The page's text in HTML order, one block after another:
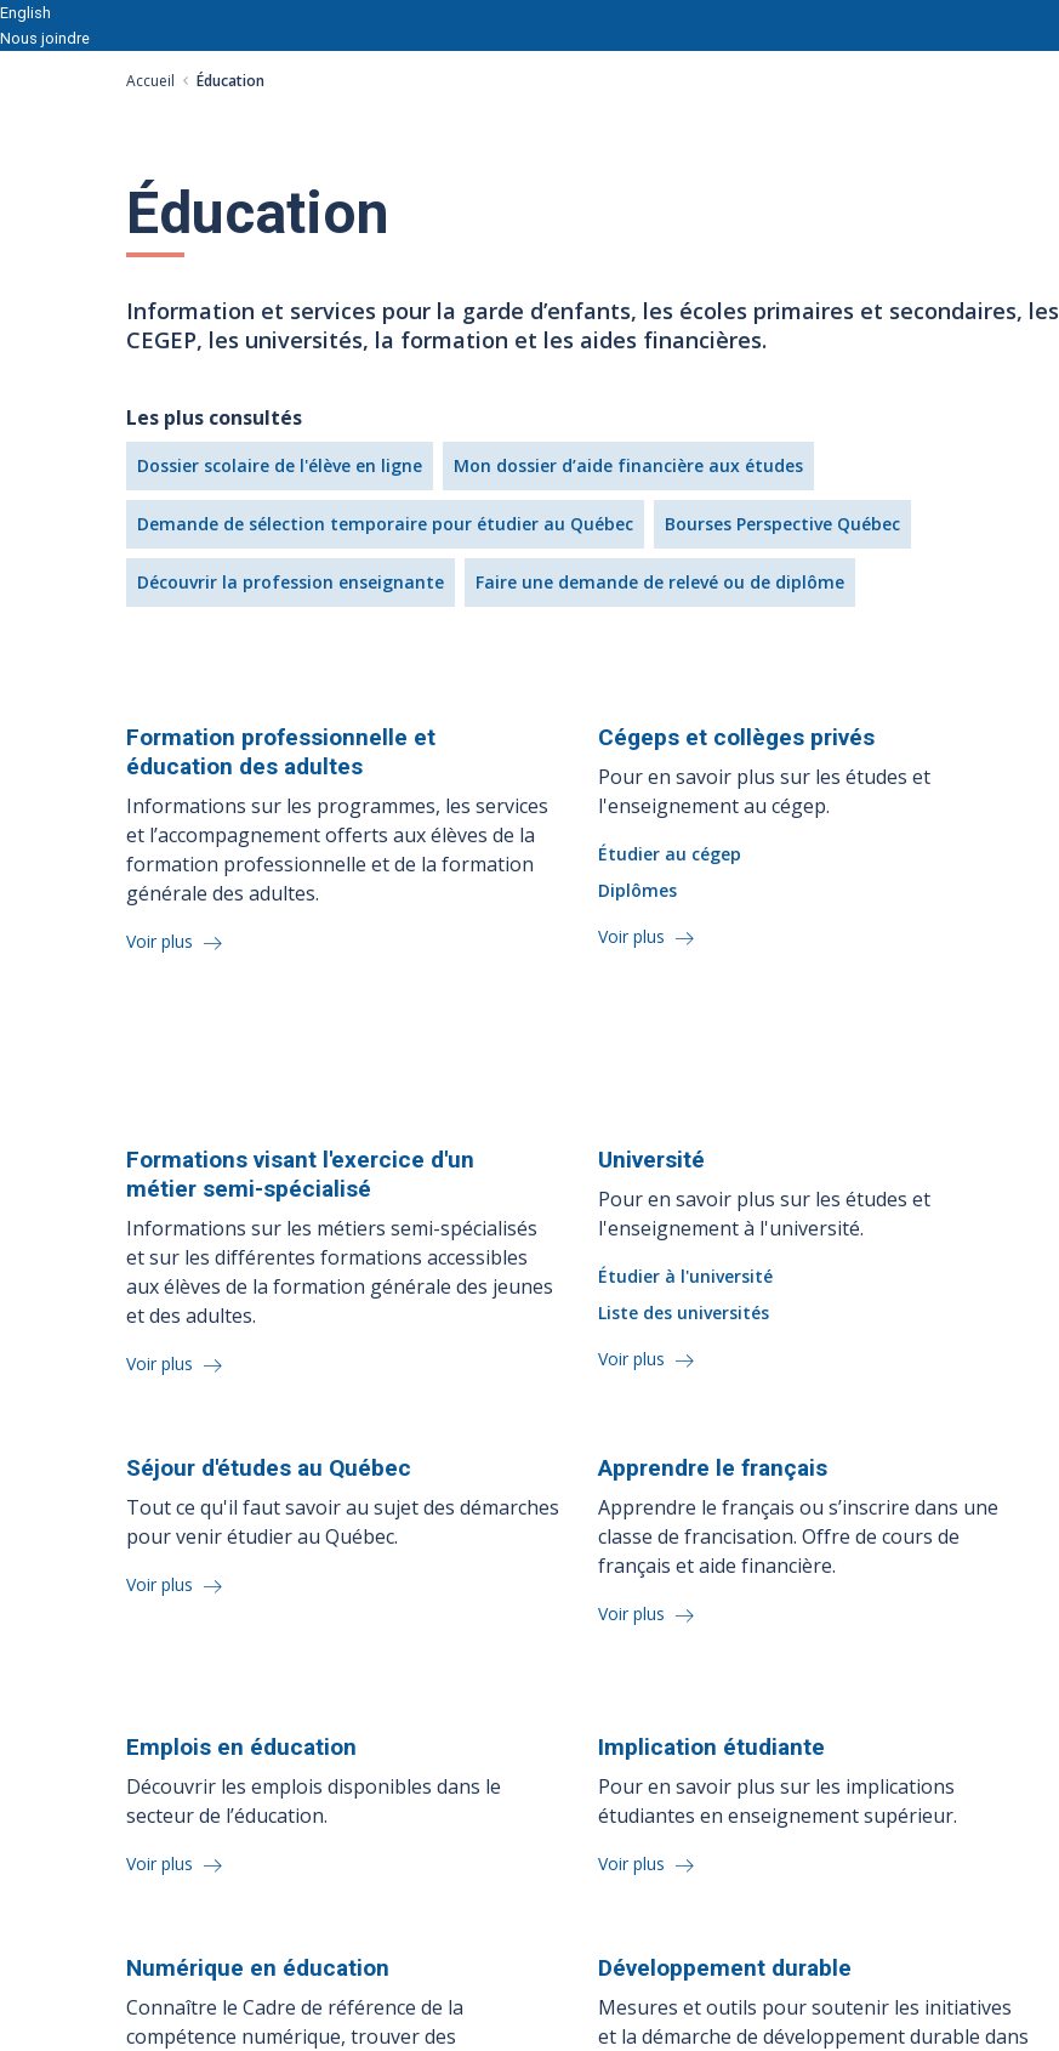
English
Nous joindre
Accueil Éducation
Éducation
Information et services pour la garde d’enfants, les écoles primaires et secondaires, les
CEGEP, les universités, la formation et les aides financières.
Les plus consultés
Dossier scolaire de l'élève en ligne Mon dossier d’aide financière aux études
Demande de sélection temporaire pour étudier au Québec Bourses Perspective Québec
Découvrir la profession enseignante Faire une demande de relevé ou de diplôme
Formation professionnelle et
éducation des adultes
Informations sur les programmes, les services
et l’accompagnement offerts aux élèves de la
formation professionnelle et de la formation
générale des adultes.
Voir plus
Cégeps et collèges privés
Pour en savoir plus sur les études et
l'enseignement au cégep.
Étudier au cégep
Diplômes
Voir plus
Formations visant l'exercice d'un
métier semi-spécialisé
Informations sur les métiers semi-spécialisés
et sur les différentes formations accessibles
aux élèves de la formation générale des jeunes
et des adultes.
Voir plus
Université
Pour en savoir plus sur les études et
l'enseignement à l'université.
Étudier à l'université
Liste des universités
Voir plus
Séjour d'études au Québec
Tout ce qu'il faut savoir au sujet des démarches
pour venir étudier au Québec.
Voir plus
Apprendre lefrançais
Apprendre le français ou s’inscrire dans une
classe de francisation. Offre de cours de
français et aide financière.
Voir plus
Emplois en éducation
Découvrir les emplois disponibles dans le
secteur de l’éducation.
Voir plus
Implication étudiante
Pour en savoir plus sur les implications
étudiantes en enseignement supérieur.
Voir plus
Numérique en éducation
Connaître le Cadre de référence de la
compétence numérique, trouver des
Développement durable
Mesures et outils pour soutenir les initiatives
et la démarche de développement durable dans